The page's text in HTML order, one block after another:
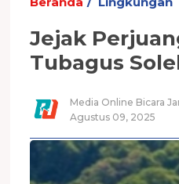
Jejak
Tubagus
Media Online Bicara
Agustus 09, 2025